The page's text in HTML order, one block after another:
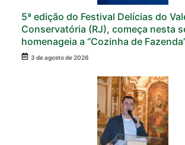
5ª edição do Festival Delícias do
Conservatória (RJ), começa nesta
homenageia a “Cozinha de
3 de agosto de 2026